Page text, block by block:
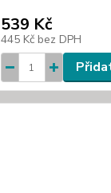
539 Kč
445 Kč bez DPH